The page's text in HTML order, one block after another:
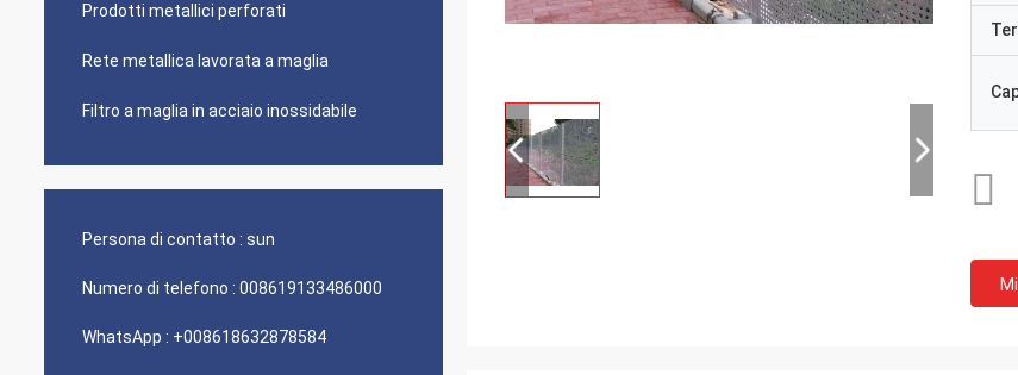
Prodotti metallici perforati
Rete metallica lavorata a maglia
Filtro a maglia in acciaio inossidabile
Persona di contatto : sun
Numero di telefono : 008619133486000
WhatsApp : +008618632878584